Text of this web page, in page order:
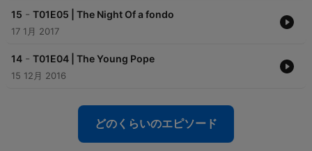
15 - T01E05 | The Night Of a fondo
17 1月 2017
14 - T01E04 | The Young Pope
15 12月 2016
どのくらいのエピソード